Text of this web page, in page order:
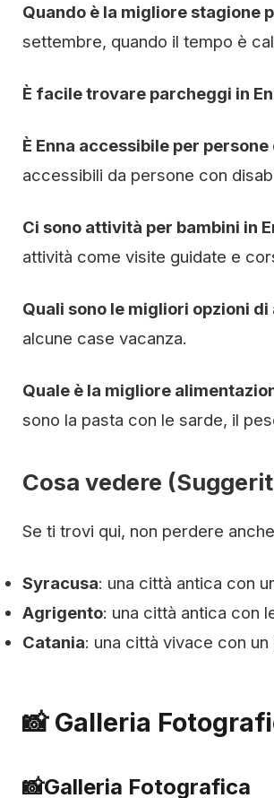
Quando è la migliore stagione
settembre, quando il tempo è
È facile trovare parcheggi in
È Enna accessibile per
accessibili da persone con
Ci sono attività per bambini in
attività come visite guidate e
Quali sono le migliori opzioni di
alcune case vacanza.
Quale è la migliore
sono la pasta con le sarde, il
Cosa vedere
Se ti trovi qui, non perdere
Syracusa: una città antica con
Agrigento: una città antica con
Catania: una città vivace con un
📸 Galleria
📸Galleria Fotografica